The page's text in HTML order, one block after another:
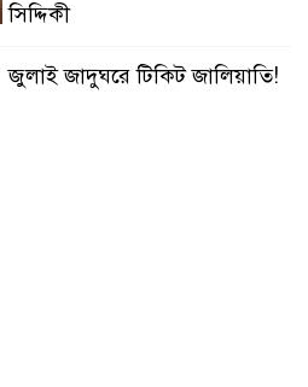
সিদ্দিকী
জুলাই জাদুঘরে টিকিট জালিয়াতি!